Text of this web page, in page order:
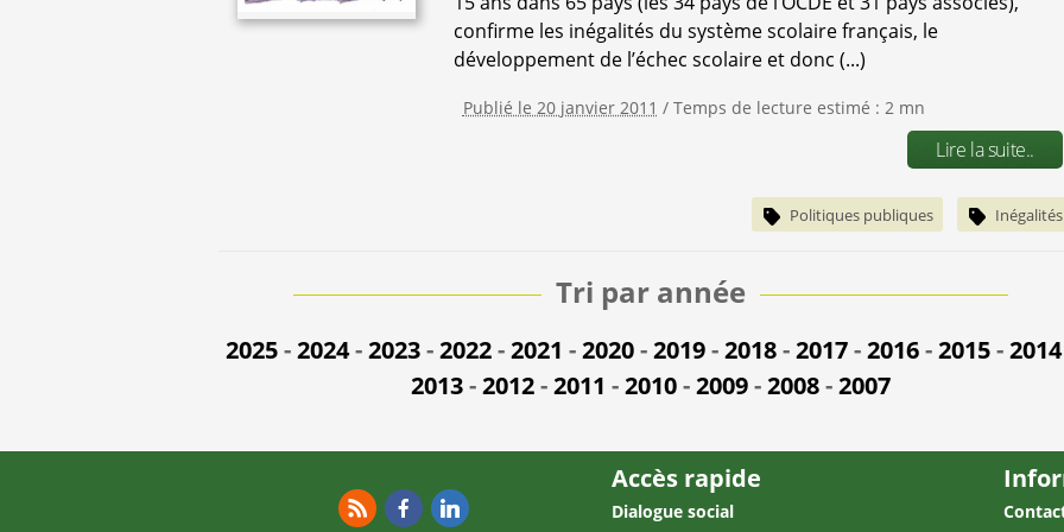
confirme les inégalités du système scolaire français, le
développement de l’échec scolaire et donc (...)
Publié le 20 janvier 2011 / Temps de lecture estimé : 2 mn
Lire la suite..
Politiques publiques Inégalités
Tri par année
2025-2024-2023-2022-2021 -2020-2019-2018-2017-2016-2015-2014
2013-2012-2011 -2010-2009-2008-2007
Accès rapide
Dialogue social